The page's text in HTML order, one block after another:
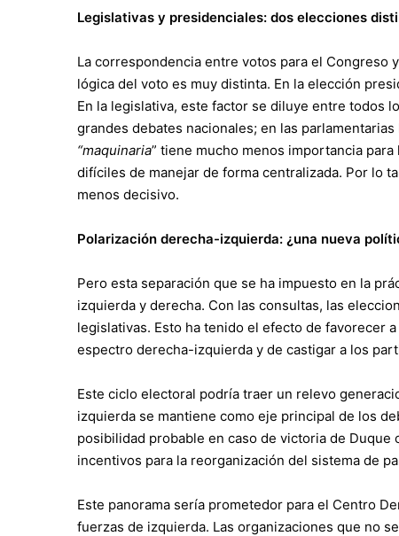
Legislativas y presidenciales: dos elecciones
La correspondencia entre votos para el Congreso
lógica del voto es muy distinta. En la elección
En la legislativa, este factor se diluye entre todos
grandes debates nacionales; en las
“maquinaria” tiene mucho menos importancia
difíciles de manejar de forma centralizada. Por lo
menos decisivo.
Polarización derecha-izquierda: ¿una nueva
Pero esta separación que se ha impuesto en la
izquierda y derecha. Con las consultas, las
legislativas. Esto ha tenido el efecto de favorecer
espectro derecha-izquierda y de castigar a los
Este ciclo electoral podría traer un relevo
izquierda se mantiene como eje principal de los
posibilidad probable en caso de victoria de
incentivos para la reorganización del sistema de
Este panorama sería prometedor para el Centro
fuerzas de izquierda. Las organizaciones que no